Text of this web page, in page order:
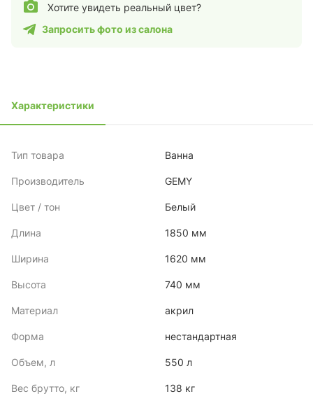
Хотите увидеть реальный цвет?
Запросить фото из салона
Характеристики
Тип товара Ванна
Производитель GEMY
Цвет / тон Белый
Длина 1850 мм
Ширина 1620 мм
Высота 740 мм
Материал акрил
Форма нестандартная
Объем, л 550 л
Вес брутто, кг 138 кг